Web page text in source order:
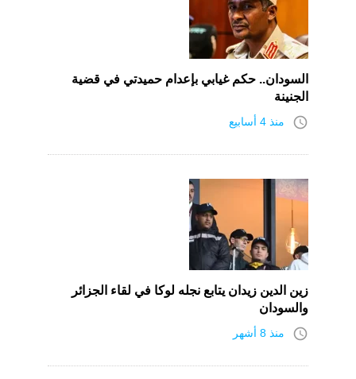
السودان.. حكم غيابي بإعدام حميدتي في قضية
الجنينة
access_time منذ 4 أسابيع
زين الدين زيدان يتابع نجله لوكا في لقاء الجزائر
والسودان
access_time منذ 8 أشهر